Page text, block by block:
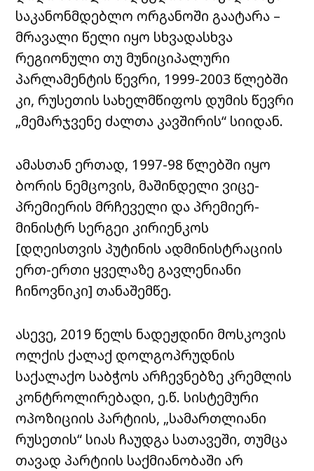
საკანონმდებლო ორგანოში გაატარა –
მრავალი წელი იყო სხვადასხვა
რეგიონული თუ მუნიციპალური
პარლამენტის წევრი, 1999-2003 წლებში
კი, რუსეთის სახელმწიფოს დუმის წევრი
„მემარჯვენე ძალთა კავშირის“ სიიდან.
ამასთან ერთად, 1997-98 წლებში იყო
ბორის ნემცოვის, მაშინდელი ვიცე-
პრემიერის მრჩეველი და პრემიერ-
მინისტრ სერგეი კირიენკოს
[დღეისთვის პუტინის ადმინისტრაციის
ერთ-ერთი ყველაზე გავლენიანი
ჩინოვნიკი] თანაშემწე.
ასევე, 2019 წელს ნადეჟდინი მოსკოვის
ოლქის ქალაქ დოლგოპრუდნის
საქალაქო საბჭოს არჩევნებზე კრემლის
კონტროლირებადი, ე.წ. სისტემური
ოპოზიციის პარტიის, „სამართლიანი
რუსეთის“ სიას ჩაუდგა სათავეში, თუმცა
თავად პარტიის საქმიანობაში არ